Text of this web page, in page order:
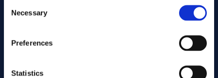
Selection
Necessary
Preferences
Statistics